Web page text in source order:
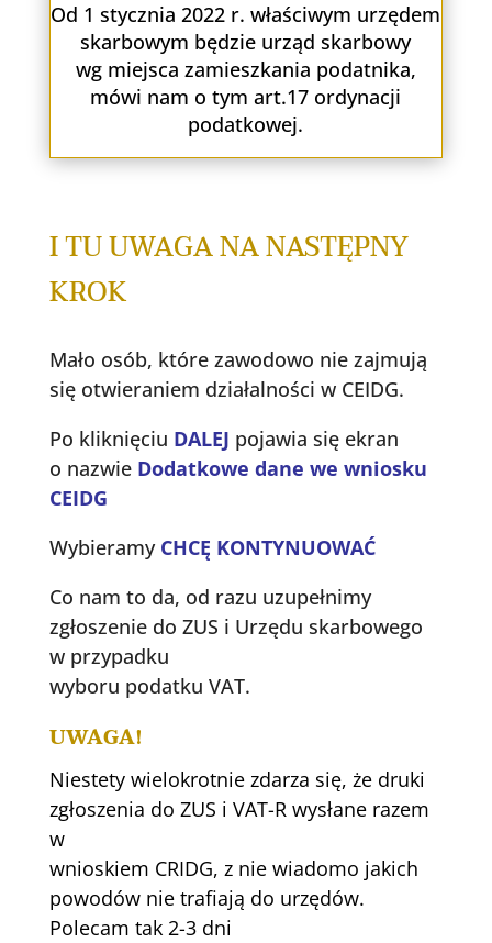
Od 1 stycznia 2022 r. właściwym urzędem
skarbowym będzie urząd skarbowy
wg miejsca zamieszkania podatnika,
mówi nam o tym art.17 ordynacji
podatkowej.
I TU UWAGA NA NASTĘPNY
KROK
Mało osób, które zawodowo nie zajmują
się otwieraniem działalności w CEIDG.
Po kliknięciu DALEJ pojawia się ekran
o nazwie Dodatkowe dane we wniosku
CEIDG
Wybieramy CHCĘ KONTYNUOWAĆ
Co nam to da, od razu uzupełnimy
zgłoszenie do ZUS i Urzędu skarbowego
w przypadku
wyboru podatku VAT.
UWAGA!
Niestety wielokrotnie zdarza się, że druki
zgłoszenia do ZUS i VAT-R wysłane razem
w
wnioskiem CRIDG, z nie wiadomo jakich
powodów nie trafiają do urzędów.
Polecam tak 2-3 dni